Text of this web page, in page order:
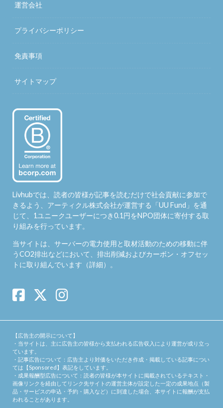
運営会社
プライバシーポリシー
免責事項
サイトマップ
Livhubでは、読者の皆様が記事を読むだけで社会貢献に参加で
きるよう、アーティクル株式会社が運営する「UU Fund 」を通
じて、1ユニークユーザーにつき0.1円をNPO団体に寄付する取
り組みを行っています。
当サイトは、サーバーの電力使用と取材活動のための移動に伴
うCO2排出などにおいて、排出削減およびカーボン・オフセッ
トに取り組んでいます（詳細）。
【広告主の開示について】
・当サイトは、主に広告主の皆様から支払われる広告収入により運営が成り立っ
ています。
・記事広告について：広告主より対価をいただき作成・掲載している記事につい
ては【Sponsored】表記をしています。
・成果報酬型広告について：読者の皆様が本サイトに掲載されているテキスト・
画像リンクを経由してリンク先サイトの運営主体が設定した一定の成果地点（製
品・サービスの申込・予約・購入など）に到達した場合、本サイトに報酬が支払
われることがあります。